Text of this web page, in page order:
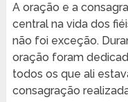
A oração e a
central na vida dos
não foi exceção.
oração foram
todos os que ali
consagração